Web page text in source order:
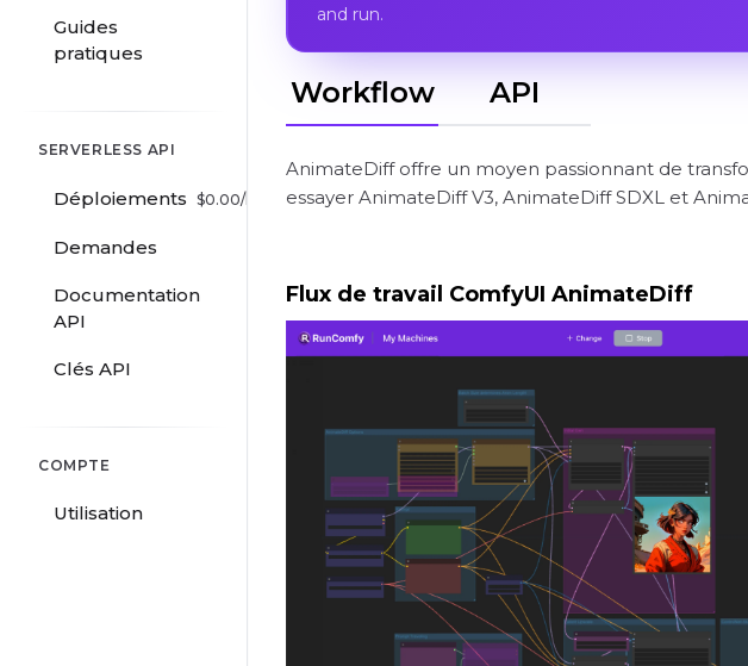
Guides
pratiques
SERVERLESS API
Déploiements $0.00/hr
Demandes
Documentation
API
Clés API
COMPTE
Utilisation
and run.
Workflow API
AnimateDiff offre un moyen passionnant de
essayer AnimateDiff V3, AnimateDiff SDXL et
Flux de travail ComfyUI AnimateDiff